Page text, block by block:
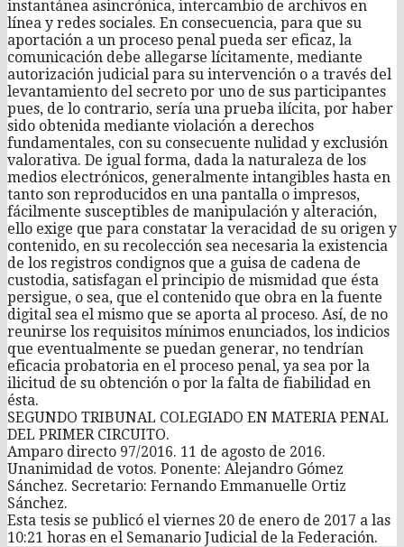
instantánea asincrónica, intercambio de archivos en
línea y redes sociales. En consecuencia, para que su
aportación a un proceso penal pueda ser eficaz, la
comunicación debe allegarse lícitamente, mediante
autorización judicial para su intervención o a través del
levantamiento del secreto por uno de sus participantes
pues, de lo contrario, sería una prueba ilícita, por haber
sido obtenida mediante violación a derechos
fundamentales, con su consecuente nulidad y exclusión
valorativa. De igual forma, dada la naturaleza de los
medios electrónicos, generalmente intangibles hasta en
tanto son reproducidos en una pantalla o impresos,
fácilmente susceptibles de manipulación y alteración,
ello exige que para constatar la veracidad de su origen y
contenido, en su recolección sea necesaria la existencia
de los registros condignos que a guisa de cadena de
custodia, satisfagan el principio de mismidad que ésta
persigue, o sea, que el contenido que obra en la fuente
digital sea el mismo que se aporta al proceso. Así, de no
reunirse los requisitos mínimos enunciados, los indicios
que eventualmente se puedan generar, no tendrían
eficacia probatoria en el proceso penal, ya sea por la
ilicitud de su obtención o por la falta de fiabilidad en
ésta.
SEGUNDO TRIBUNAL COLEGIADO EN MATERIA PENAL
DEL PRIMER CIRCUITO.
Amparo directo 97/2016. 11 de agosto de 2016.
Unanimidad de votos. Ponente: Alejandro Gómez
Sánchez. Secretario: Fernando Emmanuelle Ortiz
Sánchez.
Esta tesis se publicó el viernes 20 de enero de 2017 a las
10:21 horas en el Semanario Judicial de la Federación.